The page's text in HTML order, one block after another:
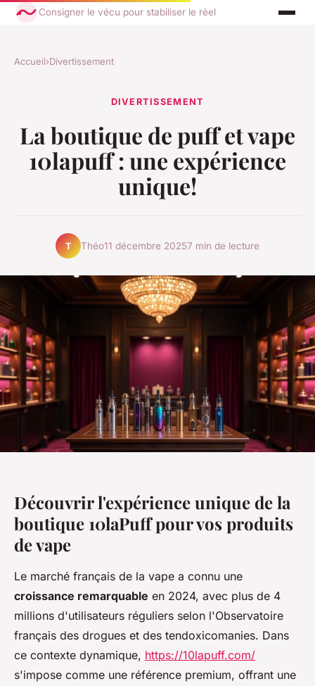
Consigner le vécu pour stabiliser le réel
Accueil›Divertissement
DIVERTISSEMENT
La boutique de puff et vape
10lapuff : une expérience
unique!
T Théo11 décembre 20257 min de lecture
Découvrir l'expérience unique de la
boutique 10laPuff pour vos produits
de vape
Le marché français de la vape a connu une
croissance remarquable en 2024, avec plus de 4
millions d'utilisateurs réguliers selon l'Observatoire
français des drogues et des tendoxicomanies. Dans
ce contexte dynamique, https://10lapuff.com/
s'impose comme une référence premium, offrant une